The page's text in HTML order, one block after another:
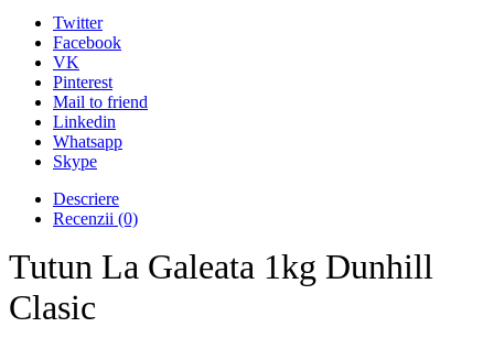
Twitter
Facebook
VK
Pinterest
Mail to friend
Linkedin
Whatsapp
Skype
Descriere
Recenzii (0)
Tutun La Galeata 1kg Dunhill
Clasic